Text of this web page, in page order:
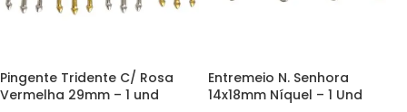
Pingente Tridente C/ Rosa
Vermelha 29mm – 1 und
Entremeio N. Senhora
14x18mm Níquel – 1 Und